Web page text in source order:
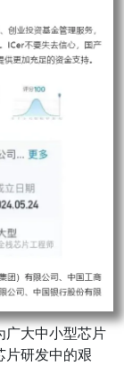
广大中小型芯片
片研发中的艰